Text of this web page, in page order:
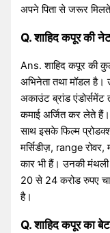
अपने पिता से जरूर
Q. शाहिद कपूर की
Ans. शाहिद कपूर की
अभिनेता तथा मॉडल है।
अकाउंट ब्रांड
कमाई अर्जित कर लेते
साथ इसके फिल्म
मर्सिडीज़, range
कार भी हैं। उनकी
20 से 24 करोड रुपए
है।
Q. शाहिद कपूर का